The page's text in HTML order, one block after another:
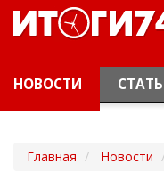
НОВОСТИ
Главная Новости